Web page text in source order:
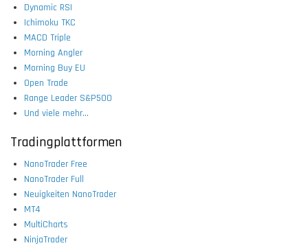
Dynamic RSI
Ichimoku TKC
MACD Triple
Morning Angler
Morning Buy EU
Open Trade
Range Leader S&P500
Und viele mehr...
Tradingplattformen
NanoTrader Free
NanoTrader Full
Neuigkeiten NanoTrader
MT4
MultiCharts
NinjaTrader